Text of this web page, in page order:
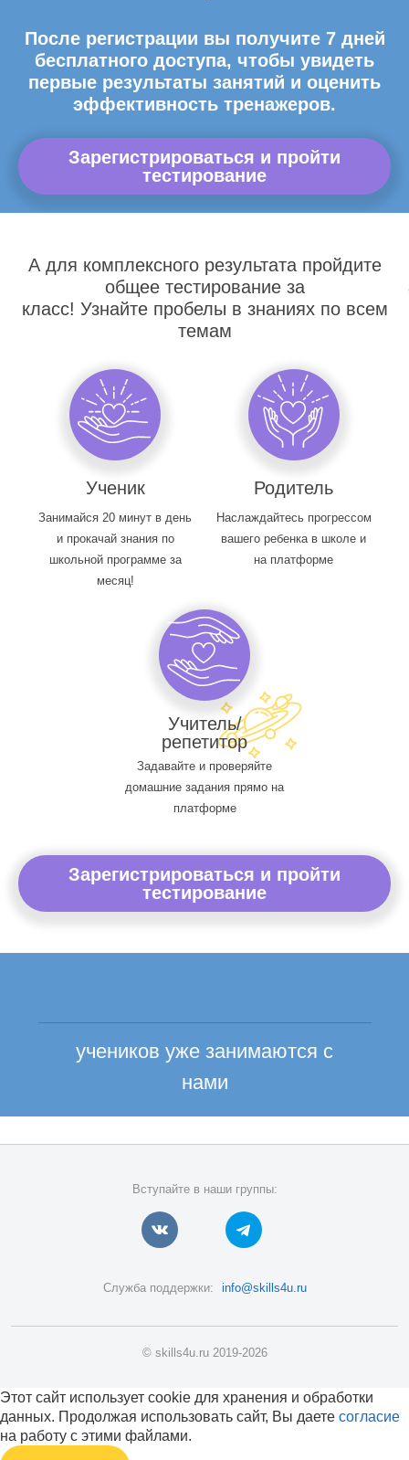
После регистрации вы получите 7 дней
бесплатного доступа, чтобы увидеть
первые результаты занятий и оценить
эффективность тренажеров.
Зарегистрироваться и пройти
тестирование
А для комплексного результата пройдите
общее тестирование за
класс! Узнайте пробелы в знаниях по всем
темам
Ученик
Занимайся 20 минут в день
и прокачай знания по
школьной программе за
месяц!
Родитель
Наслаждайтесь прогрессом
вашего ребенка в школе и
на платформе
Учитель/
репетитор
Задавайте и проверяйте
домашние задания прямо на
платформе
Зарегистрироваться и пройти
тестирование
учеников уже занимаются с
нами
Вступайте в наши группы:
Служба поддержки: info@skills4u.ru
© skills4u.ru 2019-2026
Этот сайт использует cookie для хранения и обработки
данных. Продолжая использовать сайт, Вы даете согласие
на работу с этими файлами.